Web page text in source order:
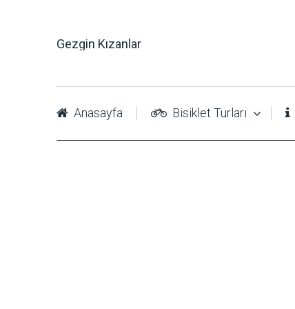
Gezgin Kızanlar
Anasayfa Bisiklet Turları